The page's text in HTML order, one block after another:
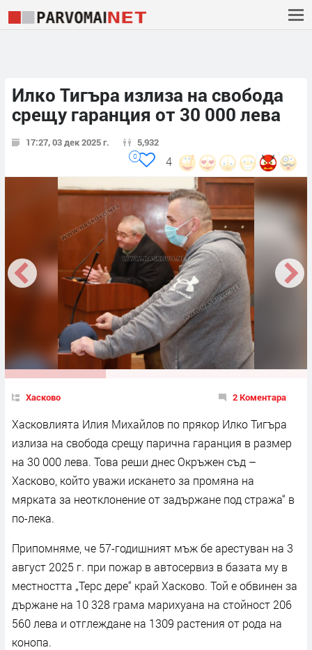
Илко Тигъра излиза на свобода
срещу гаранция от 30 000 лева
17:27, 03 дек 2025 г. 5,932
4
0
Хасково 2 Коментара
Хасковлията Илия Михайлов по прякор Илко Тигъра
излиза на свобода срещу парична гаранция в размер
на 30 000 лева. Това реши днес Окръжен съд –
Хасково, който уважи искането за промяна на
мярката за неотклонение от задържане под стража“ в
по-лека.
Припомняме, че 57-годишният мъж бе арестуван на 3
август 2025 г. при пожар в автосервиз в базата му в
местността „Терс дере“ край Хасково. Той е обвинен за
държане на 10 328 грама марихуана на стойност 206
560 лева и отглеждане на 1309 растения от рода на
конопа.